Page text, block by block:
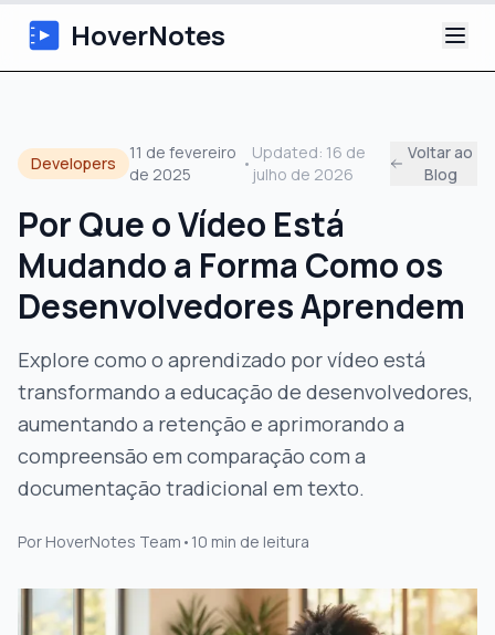
HoverNotes
Extension
Notas de Vídeo com IA
Tutoriais
Sobre
Blog
Developers
11 de fevereiro
de 2025
•
Updated: 16 de
julho de 2026
Voltar ao
Blog
Por Que o Vídeo Está
Mudando a Forma Como os
Desenvolvedores Aprendem
Explore como o aprendizado por vídeo está
transformando a educação de desenvolvedores,
aumentando a retenção e aprimorando a
compreensão em comparação com a
documentação tradicional em texto.
Por HoverNotes Team • 10 min de leitura